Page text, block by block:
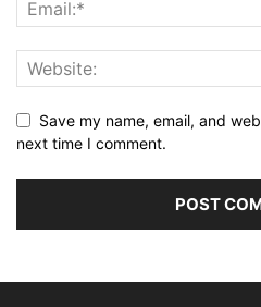
Save my name, email, and
next time I comment.